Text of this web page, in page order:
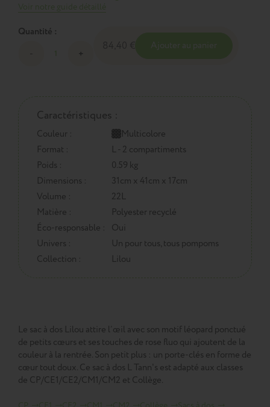
Quantité :
Caractéristiques :
Couleur :
Multicolore
Format :
L - 2 compartiments
Poids :
0.59 kg
Dimensions :
31cm x 41cm x 17cm
Volume :
22L
Matière :
Polyester recyclé
Éco-responsable :
Oui
Univers :
Un pour tous, tous pompoms
Collection :
Lilou
Le sac à dos Lilou attire l’œil avec son motif léopard ponctué
de petits cœurs et ses touches de rose fluo qui ajoutent de la
couleur à la rentrée. Son petit plus : un porte-clés en forme de
cœur tout doux. Ce sac à dos L Tann's est adapté aux classes
de CP/CE1/CE2/CM1/CM2 et Collège.